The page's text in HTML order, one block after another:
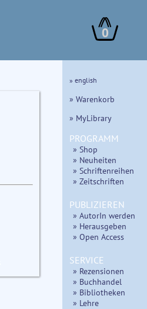
0
» english
» Warenkorb
» MyLibrary
PROGRAMM
» Shop
» Neuheiten
» Schriftenreihen
» Zeitschriften
PUBLIZIEREN
» AutorIn werden
» Herausgeben
» Open Access
SERVICE
» Rezensionen
» Buchhandel
» Bibliotheken
» Lehre